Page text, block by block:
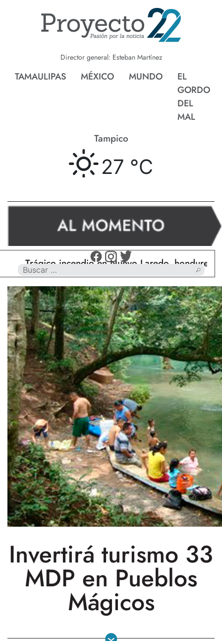
Director general: Esteban Martínez
TAMAULIPAS MÉXICO MUNDO
EL
GORDO
DEL
MAL
Tampico
27 °C
incendio en Nuevo Laredo, hondureño
Invertirá turismo 33
MDP en Pueblos
Mágicos